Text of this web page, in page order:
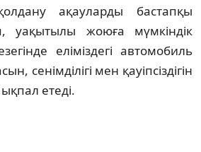
ақауларды бастапқы
уақытылы жоюға мүмкіндік
еліміздегі автомобиль
сенімділігі мен қауіпсіздігін
етеді.